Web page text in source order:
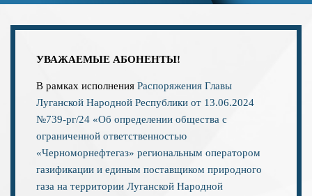
УВАЖАЕМЫЕ АБОНЕНТЫ!
В рамках исполнения Распоряжения Главы
Луганской Народной Республики от 13.06.2024
№739-рг/24 «Об определении общества с
ограниченной ответственностью
«Черноморнефтегаз» региональным оператором
газификации и единым поставщиком природного
газа на территории Луганской Народной